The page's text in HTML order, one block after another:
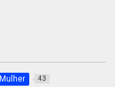
Mulher 43